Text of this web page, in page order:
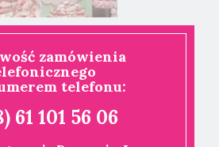
zamówienia
telefonu:
61 101 56 06